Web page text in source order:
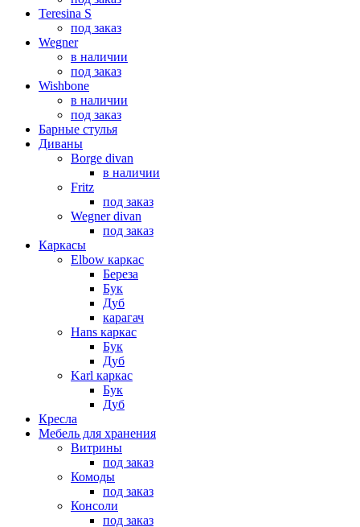
Teresina S
под заказ
Wegner
в наличии
под заказ
Wishbone
в наличии
под заказ
Барные стулья
Диваны
Borge divan
в наличии
Fritz
под заказ
Wegner divan
под заказ
Каркасы
Elbow каркас
Береза
Бук
Дуб
карагач
Hans каркас
Бук
Дуб
Karl каркас
Бук
Дуб
Кресла
Мебель для хранения
Витрины
под заказ
Комоды
под заказ
Консоли
под заказ